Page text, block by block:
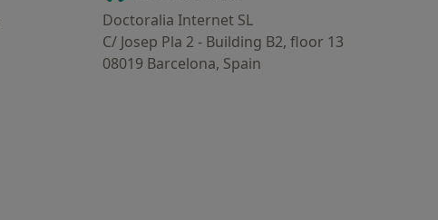
Doctoralia Internet SL
C/ Josep Pla 2 - Building B2, floor 13
08019 Barcelona, Spain